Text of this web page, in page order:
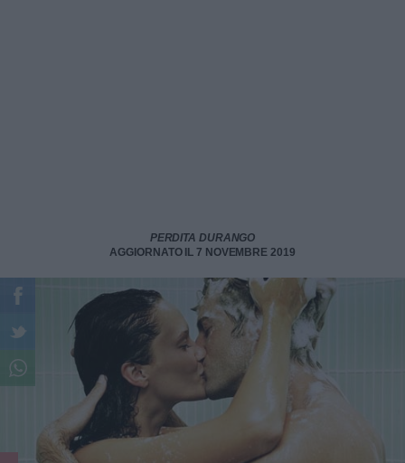
PERDITA DURANGO
AGGIORNATO IL 7 NOVEMBRE 2019